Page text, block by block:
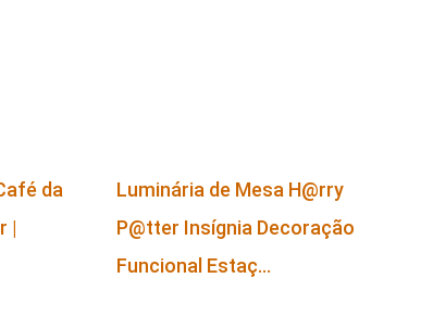
da
|
Luminária de Mesa H@rry
P@tter Insígnia Decoração
Funcional Estaç…